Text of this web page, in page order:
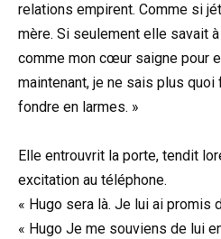
relations empirent. Comme si
mère. Si seulement elle savait
comme mon cœur saigne pour
maintenant, je ne sais plus quoi
fondre en larmes. »
Elle entrouvrit la porte, tendit
excitation au téléphone.
« Hugo sera là. Je lui ai promis
« Hugo Je me souviens de lui